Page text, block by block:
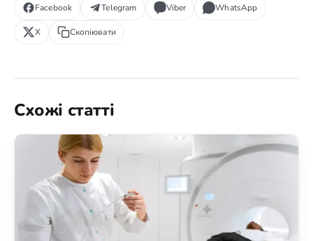
Facebook Telegram Viber WhatsApp
X Скопіювати
Схожі статті